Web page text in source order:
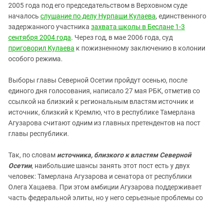
2005 года под его председательством в Верховном суде
началось слушание по делу Нурпаши Кулаева, единственного
задержанного участника захвата школы в Беслане 1-3
сентября 2004 года. Через год, в мае 2006 года, суд
приговорил Кулаева к пожизненному заключению в колонии
особого режима.
Выборы главы Северной Осетии пройдут осенью, после
единого дня голосования, написало 27 мая РБК, отметив со
ссылкой на близкий к региональным властям источник и
источник, близкий к Кремлю, что в республике Тамерлана
Агузарова считают одним из главных претендентов на пост
главы республики.
Так, по словам источника, близкого к властям Северной
Осетии, наибольшие шансы занять этот пост есть у двух
человек: Тамерлана Агузарова и сенатора от республики
Олега Хацаева. При этом амбиции Агузарова поддерживает
часть федеральной элиты, но у него серьезные проблемы со